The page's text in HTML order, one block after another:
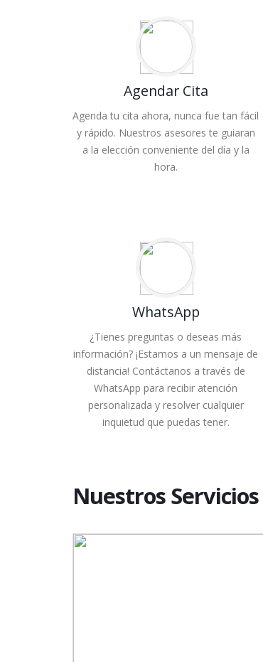
Agendar Cita
Agenda tu cita ahora, nunca fue tan fácil
y rápido. Nuestros asesores te guiaran
a la elección conveniente del día y la
hora.
WhatsApp
¿Tienes preguntas o deseas más
información? ¡Estamos a un mensaje de
distancia! Contáctanos a través de
WhatsApp para recibir atención
personalizada y resolver cualquier
inquietud que puedas tener.
Nuestros Servicios